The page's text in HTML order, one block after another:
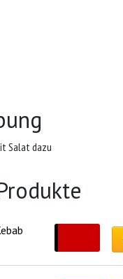
Salat dazu